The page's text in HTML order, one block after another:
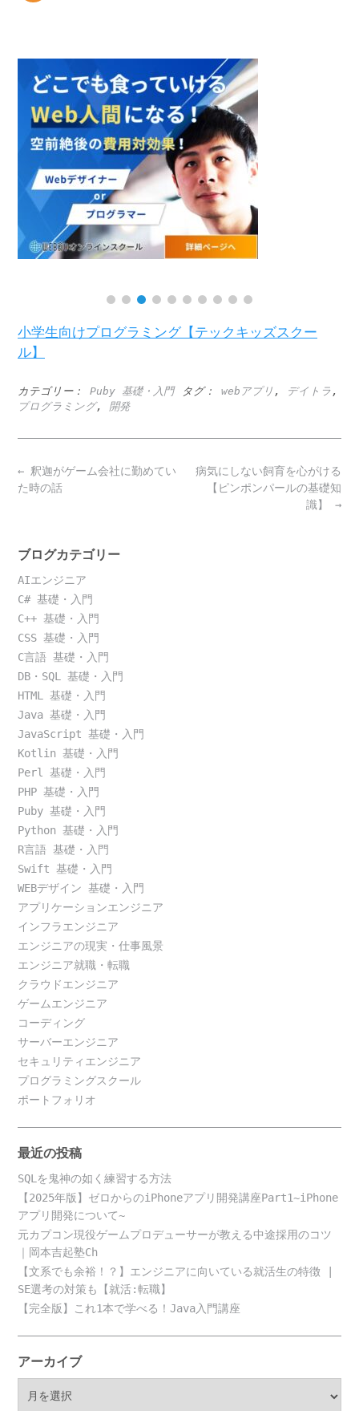
小学生向けプログラミング【テックキッズスクー
ル】
カテゴリー： Puby 基礎・入門 タグ： webアプリ , デイトラ ,
プログラミング, 開発
Post
navigation
病気にしない飼育を心がける
【ピンポンパールの基礎知
識】 →
← 釈迦がゲーム会社に勤めてい
た時の話
ブログカテゴリー
AIエンジニア
C# 基礎・入門
C++ 基礎・入門
CSS 基礎・入門
C言語 基礎・入門
DB・SQL 基礎・入門
HTML 基礎・入門
Java 基礎・入門
JavaScript 基礎・入門
Kotlin 基礎・入門
Perl 基礎・入門
PHP 基礎・入門
Puby 基礎・入門
Python 基礎・入門
R言語 基礎・入門
Swift 基礎・入門
WEBデザイン 基礎・入門
アプリケーションエンジニア
インフラエンジニア
エンジニアの現実・仕事風景
エンジニア就職・転職
クラウドエンジニア
ゲームエンジニア
コーディング
サーバーエンジニア
セキュリティエンジニア
プログラミングスクール
ポートフォリオ
最近の投稿
SQLを鬼神の如く練習する方法
【2025年版】ゼロからのiPhoneアプリ開発講座Part1~iPhone
アプリ開発について~
元カプコン現役ゲームプロデューサーが教える中途採用のコツ
｜岡本吉起塾Ch
【文系でも余裕！？】エンジニアに向いている就活生の特徴 |
SE選考の対策も【就活:転職】
【完全版】これ1本で学べる！Java入門講座
アーカイブ